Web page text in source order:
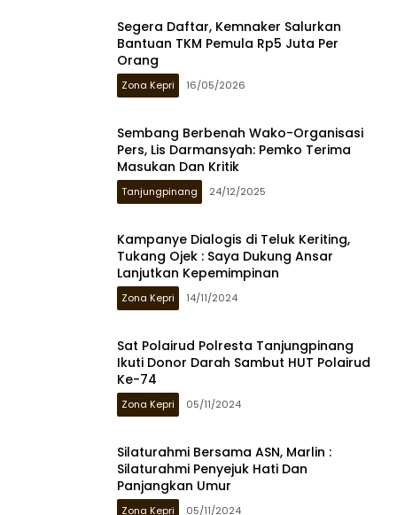
Segera Daftar, Kemnaker Salurkan
Bantuan TKM Pemula Rp5 Juta Per
Orang
Zona Kepri 16/05/2026
Sembang Berbenah Wako-Organisasi
Pers, Lis Darmansyah: Pemko Terima
Masukan Dan Kritik
Tanjungpinang 24/12/2025
Kampanye Dialogis di Teluk Keriting,
Tukang Ojek : Saya Dukung Ansar
Lanjutkan Kepemimpinan
Zona Kepri 14/11/2024
Sat Polairud Polresta Tanjungpinang
Ikuti Donor Darah Sambut HUT Polairud
Ke-74
Zona Kepri 05/11/2024
Silaturahmi Bersama ASN, Marlin :
Silaturahmi Penyejuk Hati Dan
Panjangkan Umur
Zona Kepri 05/11/2024